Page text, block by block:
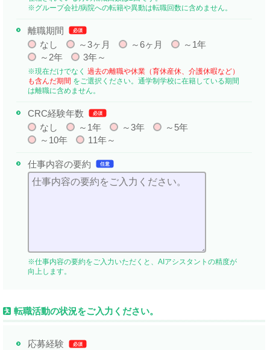
※グループ会社/病院への転籍や異動は転職回数に含めません。
離職期間 必須
なし ～3ヶ月 ～6ヶ月
～1年
～2年
3年～
※現在だけでなく 過去の離職や休業（育休産休、介護休暇など）
も含んだ期間 をご選択ください。通学制学校に在籍している期間
は離職に含めません。
CRC経験年数 必須
なし ～1年 ～3年
～5年
～10年
11年～
仕事内容の要約 任意
※仕事内容の要約をご入力いただくと、AIアシスタントの精度が
向上します。
転職活動の状況をご入力ください。
応募経験 必須